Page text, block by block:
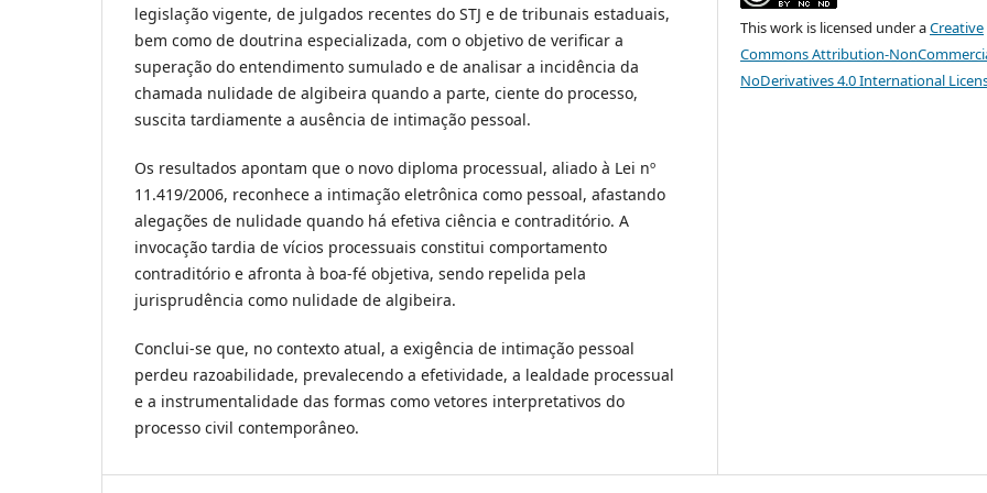
legislação vigente, de julgados recentes do STJ e de tribunais estaduais,
bem como de doutrina especializada, com o objetivo de verificar a
superação do entendimento sumulado e de analisar a incidência da
chamada nulidade de algibeira quando a parte, ciente do processo,
suscita tardiamente a ausência de intimação pessoal.
Os resultados apontam que o novo diploma processual, aliado à Lei nº
11.419/2006, reconhece a intimação eletrônica como pessoal, afastando
alegações de nulidade quando há efetiva ciência e contraditório. A
invocação tardia de vícios processuais constitui comportamento
contraditório e afronta à boa-fé objetiva, sendo repelida pela
jurisprudência como nulidade de algibeira.
Conclui-se que, no contexto atual, a exigência de intimação pessoal
perdeu razoabilidade, prevalecendo a efetividade, a lealdade processual
e a instrumentalidade das formas como vetores interpretativos do
processo civil contemporâneo.
This work is licensed under aCreative
Commons Attribution-
NoDerivatives 4.0 International